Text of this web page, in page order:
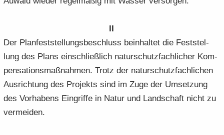
Der Plan­fest­stel­lungs­be­schluss be­inhal­tet die Fest­stel­
lung des Plans ein­schließ­lich na­tur­schutz­fach­li­cher Kom­
pen­sa­ti­ons­maß­nah­men. Trotz der na­tur­schutz­fach­li­chen
Aus­rich­tung des Pro­jekts sind im Zuge der Um­set­zung
des Vor­ha­bens Ein­grif­fe in Natur und Land­schaft nicht zu
ver­mei­den.